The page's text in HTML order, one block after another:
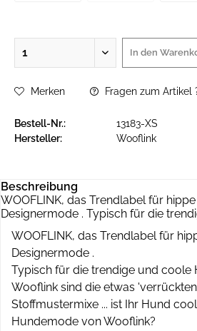
In den
Merken Fragen zum Artikel
Bestell-Nr.:
13183-XS
Hersteller:
Wooflink
Beschreibung
WOOFLINK, das Trendlabel für
Designermode . Typisch für die
WOOFLINK, das Trendlabel für
Designermode .
Typisch für die trendige und coole
Wooflink sind die etwas
Stoffmustermixe ... ist Ihr Hund
Hundemode von Wooflink?